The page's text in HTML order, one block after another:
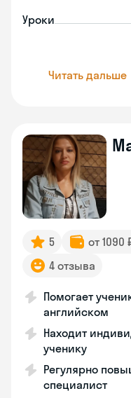
Уроки
Читать дальше
5 от 1090
4 отзыва
Помогает
английском
Находит
ученику
Регулярно
специалист